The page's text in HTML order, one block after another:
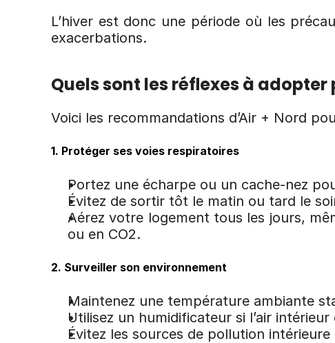
L’hiver est donc une période où les
exacerbations.
Quels sont les réflexes à
Voici les recommandations d’Air + Nord
1. Protéger ses voies respiratoires
Portez une écharpe ou un cache-nez
Évitez de sortir tôt le matin ou tard le
Aérez votre logement tous les jours,
ou en CO2.
2. Surveiller son environnement
Maintenez une température ambiante
Utilisez un humidificateur si l’air
Évitez les sources de pollution